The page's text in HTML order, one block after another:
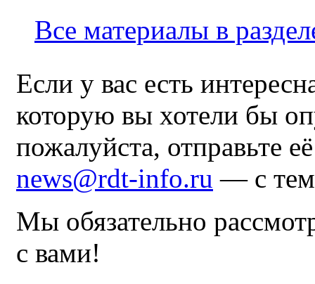
Все материалы в
Если у вас есть
которую вы хотели бы
пожалуйста, отправьте
news@rdt-info.ru — с
Мы обязательно
с вами!